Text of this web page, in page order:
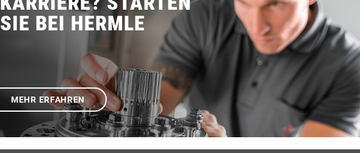
SIE BEI HERMLE
MEHR ERFAHREN